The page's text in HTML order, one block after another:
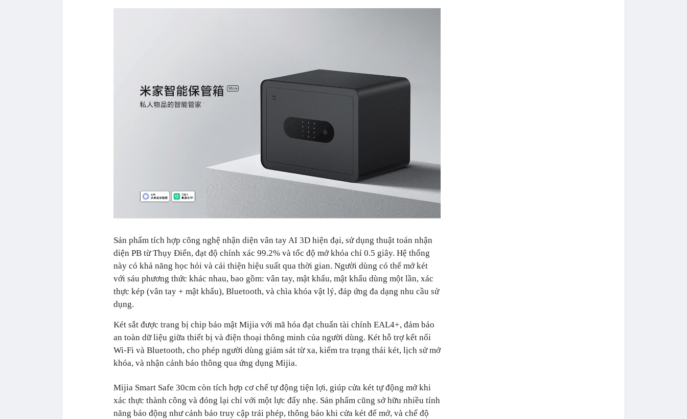
Sản phẩm tích hợp công nghệ nhận diện vân tay AI 3D hiện đại, sử dụng thuật toán nhận
diện PB từ Thụy Điển, đạt độ chính xác 99.2% và tốc độ mở khóa chỉ 0.5 giây. Hệ thống
này có khả năng học hỏi và cải thiện hiệu suất qua thời gian. Người dùng có thể mở két
với sáu phương thức khác nhau, bao gồm: vân tay, mật khẩu, mật khẩu dùng một lần, xác
thực kép (vân tay + mật khẩu), Bluetooth, và chìa khóa vật lý, đáp ứng đa dạng nhu cầu sử
dụng.
Két sắt được trang bị chip bảo mật Mijia với mã hóa đạt chuẩn tài chính EAL4+, đảm bảo
an toàn dữ liệu giữa thiết bị và điện thoại thông minh của người dùng. Két hỗ trợ kết nối
Wi-Fi và Bluetooth, cho phép người dùng giám sát từ xa, kiểm tra trạng thái két, lịch sử mở
khóa, và nhận cảnh báo thông qua ứng dụng Mijia.
Mijia Smart Safe 30cm còn tích hợp cơ chế tự động tiện lợi, giúp cửa két tự động mở khi
xác thực thành công và đóng lại chỉ với một lực đẩy nhẹ. Sản phẩm cũng sở hữu nhiều tính
năng báo động như cảnh báo truy cập trái phép, thông báo khi cửa két để mở, và chế độ